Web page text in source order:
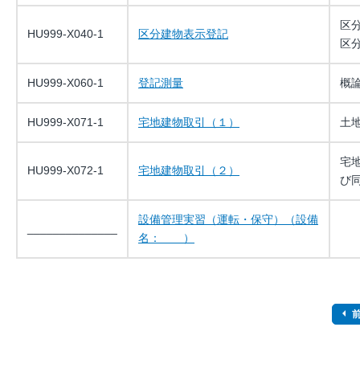
HU999-X040-1 区分建物表示登記
区
区
HU999-X060-1 登記測量 概
HU999-X071-1 宅地建物取引（１） 土
HU999-X072-1 宅地建物取引（２）
宅
び
設備管理実習（運転・保守）（設備
名： ）